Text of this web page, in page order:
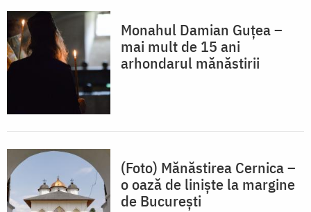
Monahul Damian Guțea –
mai mult de 15 ani
arhondarul mănăstirii
(Foto) Mănăstirea Cernica –
o oază de liniște la margine
de București